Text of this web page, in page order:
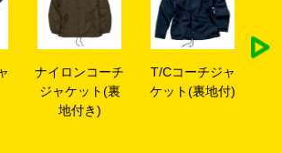
ナイロンコーチ
ジャケット(裏
地付き)
T/Cコーチジャ
ケット(裏地付)